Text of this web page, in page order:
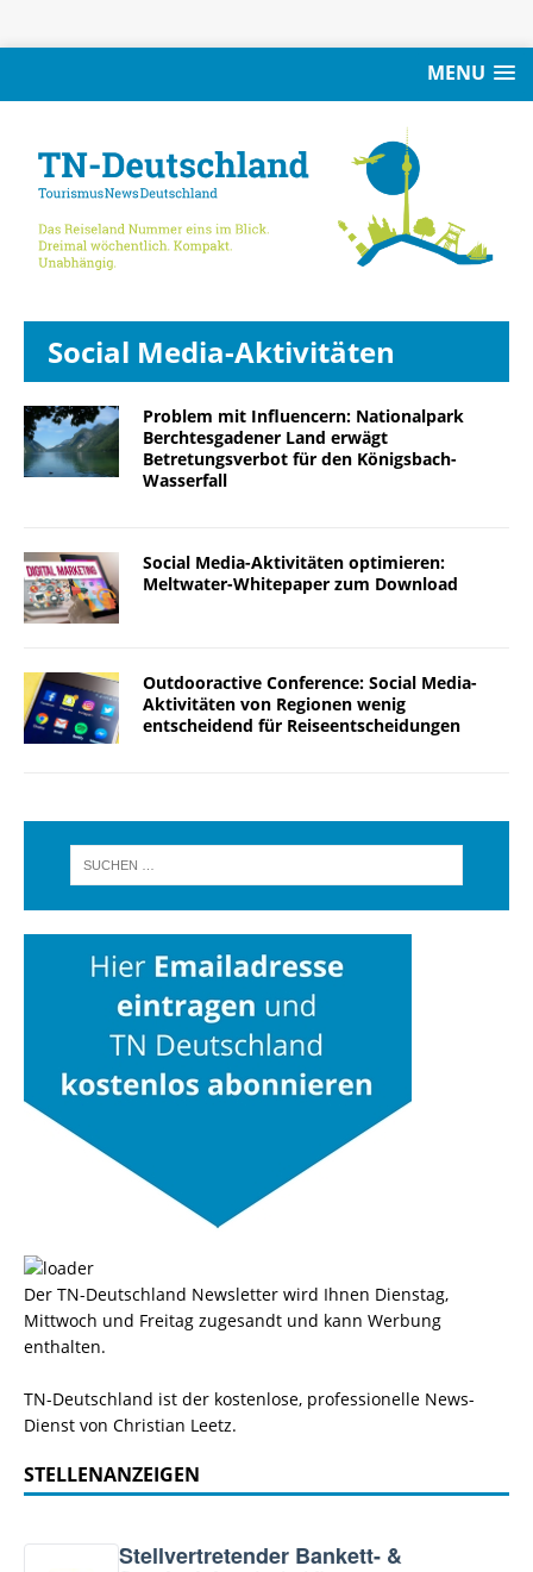
MENU
Social Media-Aktivitäten
Problem mit Influencern: Nationalpark
Berchtesgadener Land erwägt
Betretungsverbot für den Königsbach-
Wasserfall
Social Media-Aktivitäten optimieren:
Meltwater-Whitepaper zum Download
Outdooractive Conference: Social Media-
Aktivitäten von Regionen wenig
entscheidend für Reiseentscheidungen
Der TN-Deutschland Newsletter wird Ihnen Dienstag,
Mittwoch und Freitag zugesandt und kann Werbung
enthalten.
TN-Deutschland ist der kostenlose, professionelle News-
Dienst von Christian Leetz.
STELLENANZEIGEN